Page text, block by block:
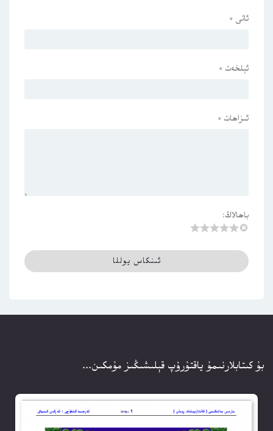
ئاتى *
ئېلخەت *
ئىزاھات *
باھالاڭ:
بۇ كىتابلارنىمۇ ياقتۇرۇپ قېلىشىڭىز مۇمكىن...